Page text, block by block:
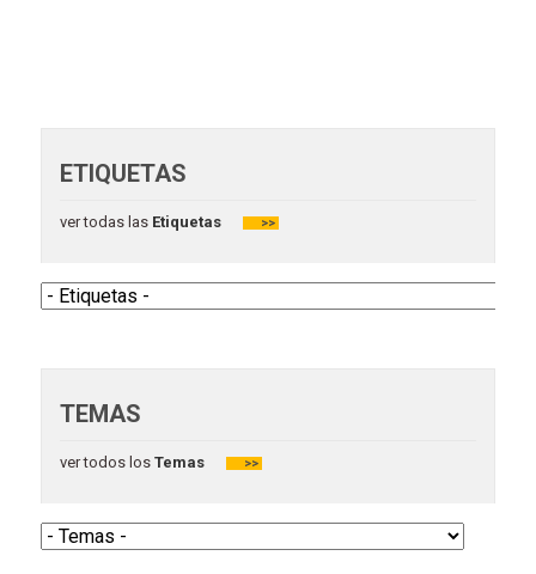
ETIQUETAS
ver todas las Etiquetas >>
TEMAS
ver todos losTemas >>